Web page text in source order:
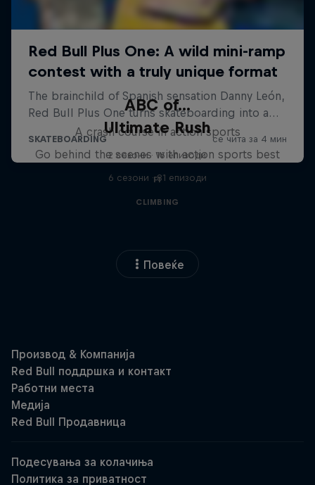
ABC of...
A crash course in action sports
2 сезони · 16 епизоди
F1
Ultimate Rush
Go behind the scenes with action sports best
6 сезони · 81 епизоди
CLIMBING
Повеќе